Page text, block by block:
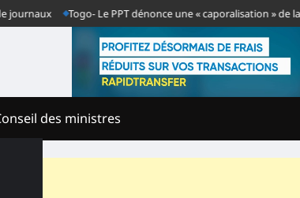
Togo- Le PPT dénonce une « caporalisation » de la
des ministres